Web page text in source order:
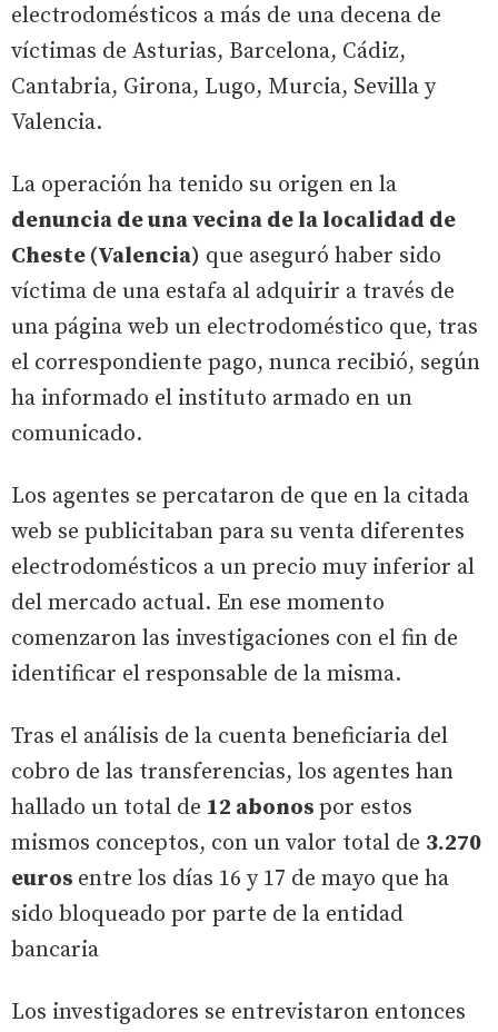
electrodomésticos a más de una decena de
víctimas de Asturias, Barcelona, Cádiz,
Cantabria, Girona, Lugo, Murcia, Sevilla y
Valencia.
La operación ha tenido su origen en la
denuncia de una vecina de la localidad de
Cheste (Valencia) que aseguró haber sido
víctima de una estafa al adquirir a través de
una página web un electrodoméstico que, tras
el correspondiente pago, nunca recibió, según
ha informado el instituto armado en un
comunicado.
Los agentes se percataron de que en la citada
web se publicitaban para su venta diferentes
electrodomésticos a un precio muy inferior al
del mercado actual. En ese momento
comenzaron las investigaciones con el fin de
identificar el responsable de la misma.
Tras el análisis de la cuenta beneficiaria del
cobro de las transferencias, los agentes han
hallado un total de 12 abonos por estos
mismos conceptos, con un valor total de 3.270
euros entre los días 16 y 17 de mayo que ha
sido bloqueado por parte de la entidad
bancaria
Los investigadores se entrevistaron entonces